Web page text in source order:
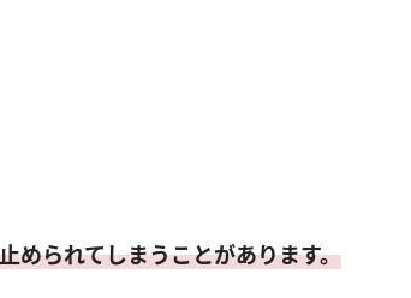
められてしまうことがあります。